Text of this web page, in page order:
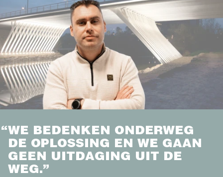
“WE BEDENKEN ONDERWEG
DE OPLOSSING EN WE GAAN
GEEN UITDAGING UIT DE
WEG.”